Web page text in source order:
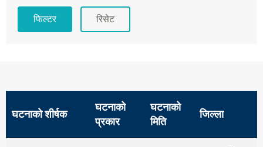
रिसेट
घटनाको शीर्षक
घटनाको
प्रकार
घटनाको
मिति
जिल्ला